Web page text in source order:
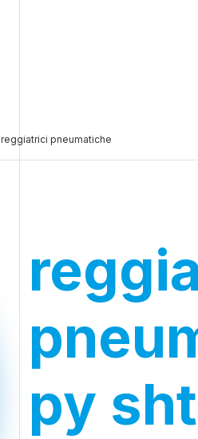
reggiatrici pneumatiche
py sht